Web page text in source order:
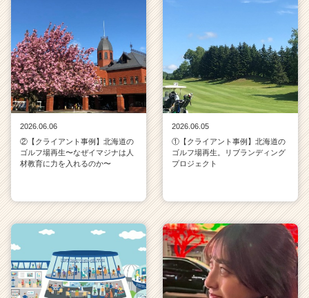
2026.06.06
②【クライアント事例】北海道の
ゴルフ場再生〜なぜイマジナは人
材教育に力を入れるのか〜
2026.06.05
①【クライアント事例】北海道の
ゴルフ場再生。リブランディング
プロジェクト